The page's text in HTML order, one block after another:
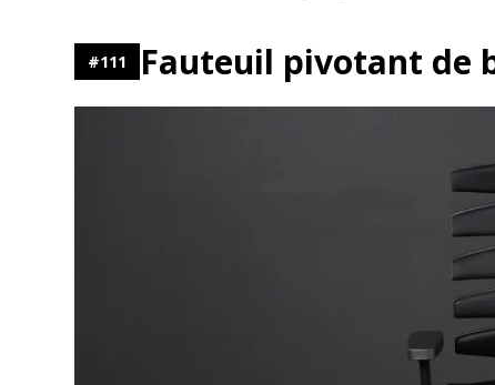
#111 Fauteuil pivotant de